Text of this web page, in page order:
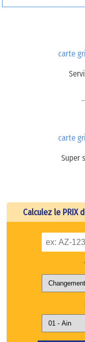
carte
carte
Super
Calculez le